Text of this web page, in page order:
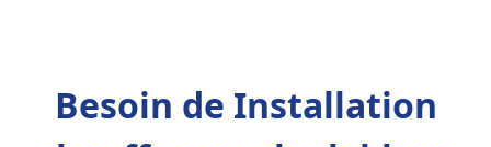
Besoin de Installation